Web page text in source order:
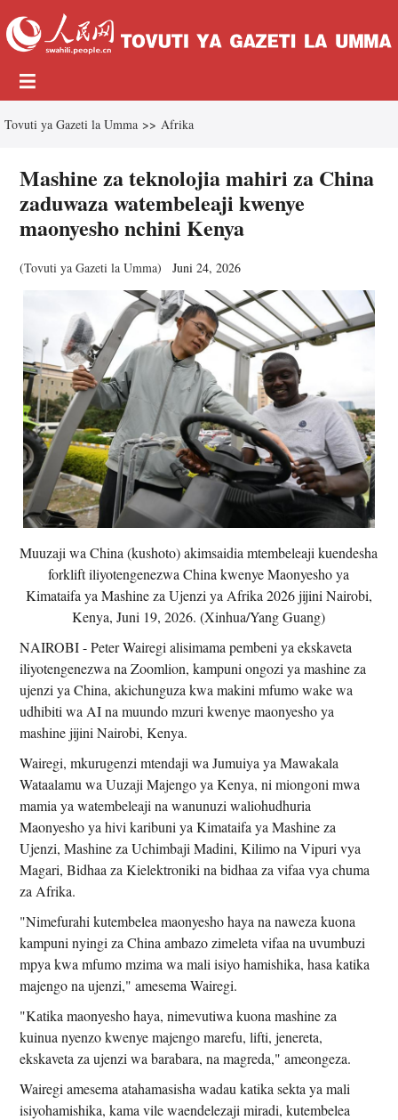
Tovuti ya Gazeti la Umma >> Afrika
Mashine za teknolojia mahiri za China
zaduwaza watembeleaji kwenye
maonyesho nchini Kenya
(Tovuti ya Gazeti la Umma) Juni 24, 2026
Muuzaji wa China (kushoto) akimsaidia mtembeleaji kuendesha
forklift iliyotengenezwa China kwenye Maonyesho ya
Kimataifa ya Mashine za Ujenzi ya Afrika 2026 jijini Nairobi,
Kenya, Juni 19, 2026. (Xinhua/Yang Guang)
NAIROBI - Peter Wairegi alisimama pembeni ya ekskaveta
iliyotengenezwa na Zoomlion, kampuni ongozi ya mashine za
ujenzi ya China, akichunguza kwa makini mfumo wake wa
udhibiti wa AI na muundo mzuri kwenye maonyesho ya
mashine jijini Nairobi, Kenya.
Wairegi, mkurugenzi mtendaji wa Jumuiya ya Mawakala
Wataalamu wa Uuzaji Majengo ya Kenya, ni miongoni mwa
mamia ya watembeleaji na wanunuzi waliohudhuria
Maonyesho ya hivi karibuni ya Kimataifa ya Mashine za
Ujenzi, Mashine za Uchimbaji Madini, Kilimo na Vipuri vya
Magari, Bidhaa za Kielektroniki na bidhaa za vifaa vya chuma
za Afrika.
"Nimefurahi kutembelea maonyesho haya na naweza kuona
kampuni nyingi za China ambazo zimeleta vifaa na uvumbuzi
mpya kwa mfumo mzima wa mali isiyo hamishika, hasa katika
majengo na ujenzi," amesema Wairegi.
"Katika maonyesho haya, nimevutiwa kuona mashine za
kuinua nyenzo kwenye majengo marefu, lifti, jenereta,
ekskaveta za ujenzi wa barabara, na magreda," ameongeza.
Wairegi amesema atahamasisha wadau katika sekta ya mali
isiyohamishika, kama vile waendelezaji miradi, kutembelea